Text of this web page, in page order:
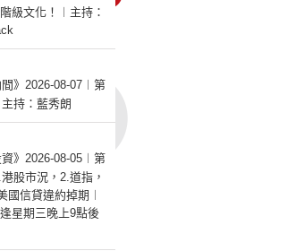
級文化！︱主持：
間》2026-08-07︱第
持：藍秀朗
資》2026-08-05︱第
股市況，2.道指，
國信貸違約掉期︱
星期三晚上9點後